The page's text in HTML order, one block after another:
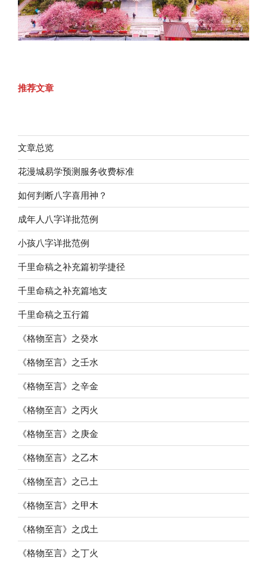
推荐文章
文章总览
花漫城易学预测服务收费标准
如何判断八字喜用神？
成年人八字详批范例
小孩八字详批范例
千里命稿之补充篇初学捷径
千里命稿之补充篇地支
千里命稿之五行篇
《格物至言》之癸水
《格物至言》之壬水
《格物至言》之辛金
《格物至言》之丙火
《格物至言》之庚金
《格物至言》之乙木
《格物至言》之己土
《格物至言》之甲木
《格物至言》之戊土
《格物至言》之丁火